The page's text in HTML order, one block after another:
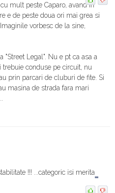
mult peste Caparo, avand in
e de peste doua ori mai grea si
vorbesc de la sine,
"Street Legal". Nu e pt ca asa a
conduse pe circuit, nu
prin parcari de cluburi de fite. Si
masina de strada fara mari
!!! ...categoric isi merita-